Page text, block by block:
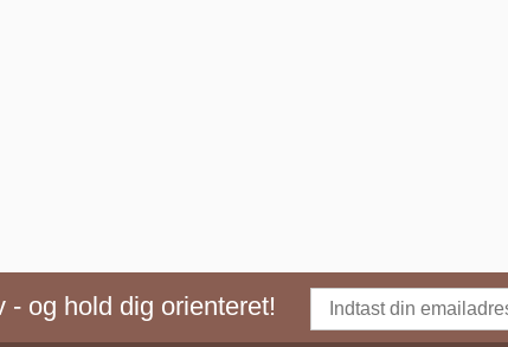
- og hold dig orienteret!